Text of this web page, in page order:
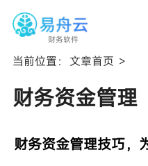
财务软件
当前位置： 文章首页 >
财务资金管理
财务资金管理技巧，